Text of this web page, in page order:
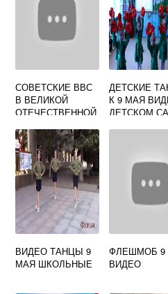
СОВЕТСКИЕ ВВС
В ВЕЛИКОЙ
ОТЕЧЕСТВЕННОЙ
ДЕТСКИЕ
К 9 МАЯ
ДЕТСКОМ
ВИДЕО ТАНЦЫ 9
МАЯ ШКОЛЬНЫЕ
ФЛЕШМОБ 9
ВИДЕО